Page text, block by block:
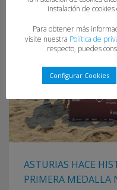
ASTURIAS HACE
PRIMERA MEDALLA
instalación de cookies
Para obtener más
visite nuestra Política de
respecto, puedes
Configurar Cookies